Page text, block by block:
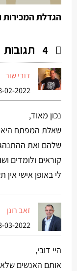
הגדלת המכירות
4 תגובות
דובי שור
02-2022
נכון מאוד,
שאלת המפתח
שלהם ואת
קוראים ולומדים
לי באופן אישי
זאב רונן
03-2022
היי דובי,
אותם האנשים